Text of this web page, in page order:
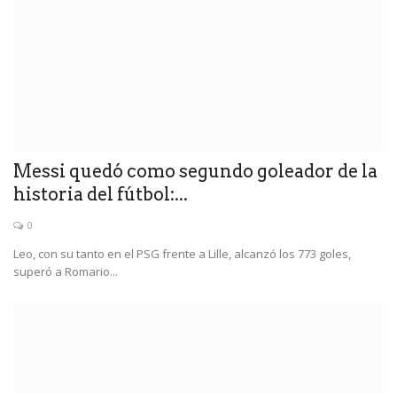
Messi quedó como segundo goleador de la
historia del fútbol:...
0
Leo, con su tanto en el PSG frente a Lille, alcanzó los 773 goles,
superó a Romario...